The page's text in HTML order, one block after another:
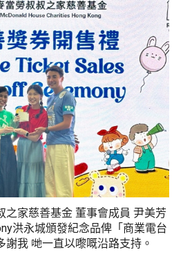
之家慈善基金 董事會成員 尹美芳
洪永城頒發紀念品俾「商業電台
謝我 哋一直以嚟嘅沿路支持。